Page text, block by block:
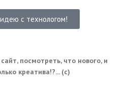
с технологом!
посмотреть, что нового, и
креатива!?... (с)